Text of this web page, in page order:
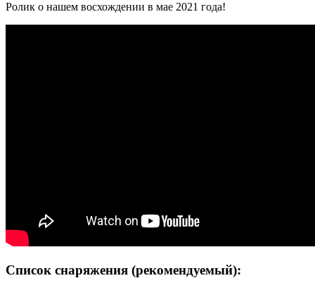
Ролик о нашем восхождении в мае 2021 года!
Список снаряжения (рекомендуемый):